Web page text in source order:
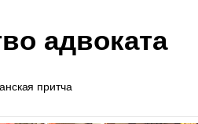
адвоката
притча